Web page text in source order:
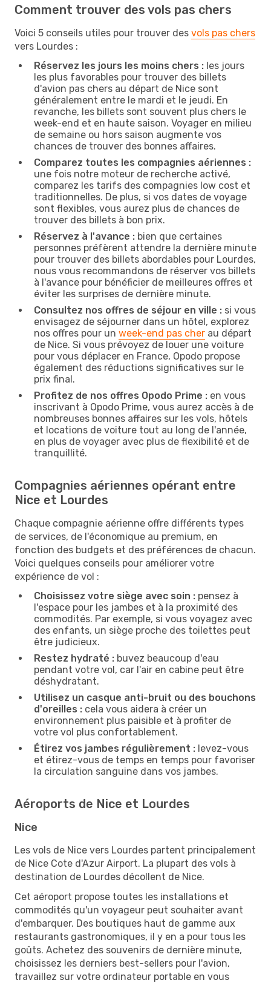
Comment trouver des vols pas chers
Voici 5 conseils utiles pour trouver des vols pas chers
vers Lourdes :
Réservez les jours les moins chers : les jours
les plus favorables pour trouver des billets
d'avion pas chers au départ de Nice sont
généralement entre le mardi et le jeudi. En
revanche, les billets sont souvent plus chers le
week-end et en haute saison. Voyager en milieu
de semaine ou hors saison augmente vos
chances de trouver des bonnes affaires.
Comparez toutes les compagnies aériennes :
une fois notre moteur de recherche activé,
comparez les tarifs des compagnies low cost et
traditionnelles. De plus, si vos dates de voyage
sont flexibles, vous aurez plus de chances de
trouver des billets à bon prix.
Réservez à l'avance : bien que certaines
personnes préfèrent attendre la dernière minute
pour trouver des billets abordables pour Lourdes,
nous vous recommandons de réserver vos billets
à l'avance pour bénéficier de meilleures offres et
éviter les surprises de dernière minute.
Consultez nos offres de séjour en ville : si vous
envisagez de séjourner dans un hôtel, explorez
nos offres pour un week-end pas cher au départ
de Nice. Si vous prévoyez de louer une voiture
pour vous déplacer en France, Opodo propose
également des réductions significatives sur le
prix final.
Profitez de nos offres Opodo Prime : en vous
inscrivant à Opodo Prime, vous aurez accès à de
nombreuses bonnes affaires sur les vols, hôtels
et locations de voiture tout au long de l'année,
en plus de voyager avec plus de flexibilité et de
tranquillité.
Compagnies aériennes opérant entre
Nice et Lourdes
Chaque compagnie aérienne offre différents types
de services, de l'économique au premium, en
fonction des budgets et des préférences de chacun.
Voici quelques conseils pour améliorer votre
expérience de vol :
Choisissez votre siège avec soin : pensez à
l'espace pour les jambes et à la proximité des
commodités. Par exemple, si vous voyagez avec
des enfants, un siège proche des toilettes peut
être judicieux.
Restez hydraté : buvez beaucoup d'eau
pendant votre vol, car l'air en cabine peut être
déshydratant.
Utilisez un casque anti-bruit ou des bouchons
d'oreilles : cela vous aidera à créer un
environnement plus paisible et à profiter de
votre vol plus confortablement.
Étirez vos jambes régulièrement : levez-vous
et étirez-vous de temps en temps pour favoriser
la circulation sanguine dans vos jambes.
Aéroports de Nice et Lourdes
Nice
Les vols de Nice vers Lourdes partent principalement
de Nice Cote d'Azur Airport. La plupart des vols à
destination de Lourdes décollent de Nice.
Cet aéroport propose toutes les installations et
commodités qu'un voyageur peut souhaiter avant
d'embarquer. Des boutiques haut de gamme aux
restaurants gastronomiques, il y en a pour tous les
goûts. Achetez des souvenirs de dernière minute,
choisissez les derniers best-sellers pour l'avion,
travaillez sur votre ordinateur portable en vous